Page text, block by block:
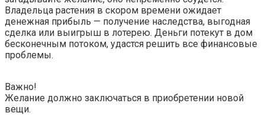
Владельца растения в скором времени ожидает
денежная прибыль — получение наследства, выгодная
сделка или выигрыш в лотерею. Деньги потекут в дом
бесконечным потоком, удастся решить все финансовые
проблемы.
Важно!
Желание должно заключаться в приобретении новой
вещи.